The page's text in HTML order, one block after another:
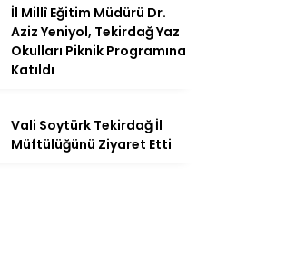
İl Millî Eğitim Müdürü Dr.
Aziz Yeniyol, Tekirdağ Yaz
Okulları Piknik Programına
Katıldı
Vali Soytürk Tekirdağ İl
Müftülüğünü Ziyaret Etti